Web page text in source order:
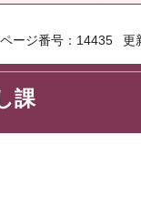
ページ番号：14435 更
課